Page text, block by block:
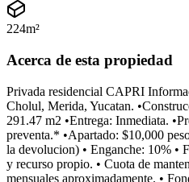
224m²
Acerca de esta propiedad
Privada residencial CAPRI
Cholul, Merida, Yucatan.
291.47 m2 •Entrega: Inmediata.
preventa.* •Apartado: $10,000
la devolucion) • Enganche: 10% •
y recurso propio. • Cuota de
mensuales aproximadamente. •